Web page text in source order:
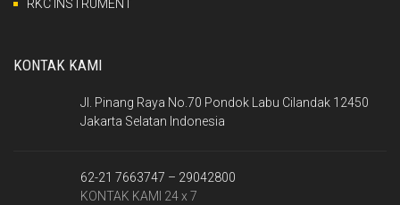
RKC INSTRUMENT
KONTAK KAMI
Jl. Pinang Raya No.70 Pondok Labu Cilandak 12450
Jakarta Selatan Indonesia
62-21 7663747 – 29042800
KONTAK KAMI 24 x 7